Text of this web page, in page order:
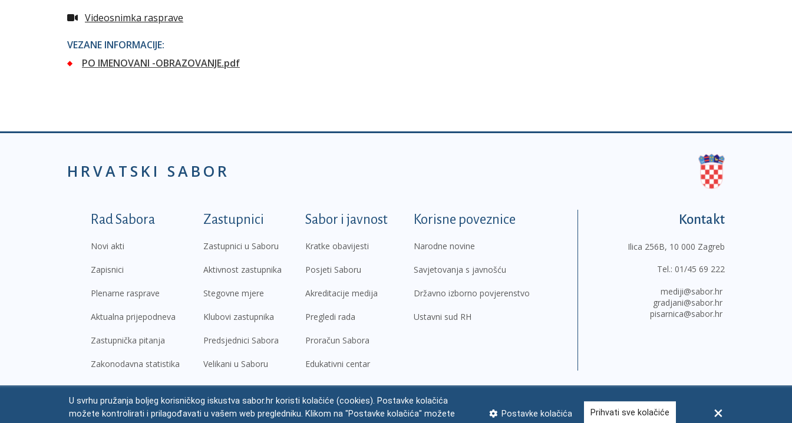
Videosnimka rasprave
VEZANE INFORMACIJE:
PO IMENOVANI -OBRAZOVANJE.pdf
HRVATSKI SABOR
Podnožje prvi izbornik
Rad Sabora
Novi akti
Zapisnici
Plenarne rasprave
Aktualna prijepodneva
Zastupnička pitanja
Zakonodavna statistika
Zastupnici
Zastupnici u Saboru
Aktivnost zastupnika
Stegovne mjere
Klubovi zastupnika
Predsjednici Sabora
Velikani u Saboru
Sabor i javnost
Kratke obavijesti
Posjeti Saboru
Akreditacije medija
Pregledi rada
Proračun Sabora
Edukativni centar
Korisne poveznice
Narodne novine
Savjetovanja s javnošću
Državno izborno povjerenstvo
Ustavni sud RH
Kontakt
Ilica 256B, 10 000 Zagreb
Tel.: 01/45 69 222
mediji@sabor.hr
gradjani@sabor.hr
pisarnica@sabor.hr
© Hrvatski sabor, 2026 Pravne napomene Izjava o pristupačnosti Zaštita osobnih podataka Impressum Česta pitanja Kontakti Mapa weba
U svrhu pružanja boljeg korisničkog iskustva sabor.hr koristi kolačiće (cookies). Postavke kolačića
možete kontrolirati i prilagođavati u vašem web pregledniku. Klikom na "Postavke kolačića" možete
Postavke kolačića Prihvati sve kolačiće